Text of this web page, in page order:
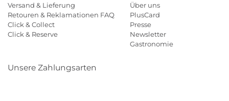
Versand & Lieferung
Retouren & Reklamationen FAQ
Click & Collect
Click & Reserve
Über uns
PlusCard
Presse
Newsletter
Gastronomie
Unsere Zahlungsarten